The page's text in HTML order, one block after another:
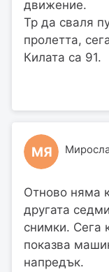
движение.
Тр да сваля
пролетта,
Килата са 91.
МЯ
Отново няма
другата
снимки. Сега
показва
напредък.